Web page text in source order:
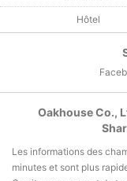
Hôtel
Oakhouse Co.,
Les informations des
minutes et sont plus